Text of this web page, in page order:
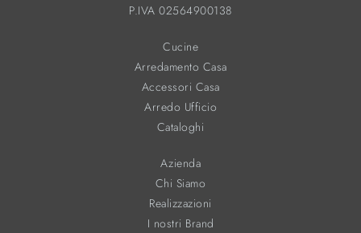
P.IVA 02564900138
Cucine
Arredamento Casa
Accessori Casa
Arredo Ufficio
Cataloghi
Azienda
Chi Siamo
Realizzazioni
I nostri Brand